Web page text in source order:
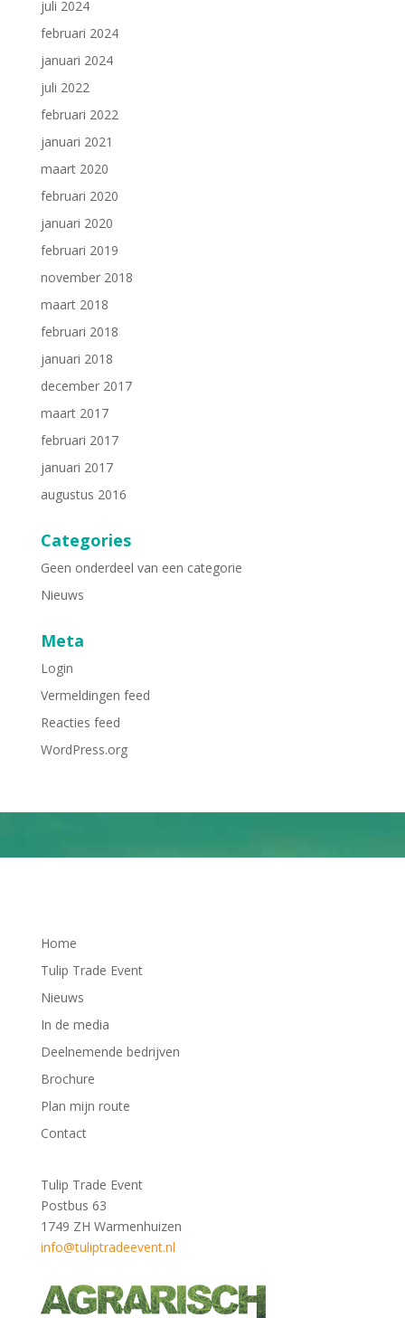
juli 2024
februari 2024
januari 2024
juli 2022
februari 2022
januari 2021
maart 2020
februari 2020
januari 2020
februari 2019
november 2018
maart 2018
februari 2018
januari 2018
december 2017
maart 2017
februari 2017
januari 2017
augustus 2016
Categories
Geen onderdeel van een categorie
Nieuws
Meta
Login
Vermeldingen feed
Reacties feed
WordPress.org
Home
Tulip Trade Event
Nieuws
In de media
Deelnemende bedrijven
Brochure
Plan mijn route
Contact
Tulip Trade Event
Postbus 63
1749 ZH Warmenhuizen
info@tuliptradeevent.nl